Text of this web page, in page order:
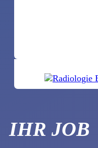
IHR JOB